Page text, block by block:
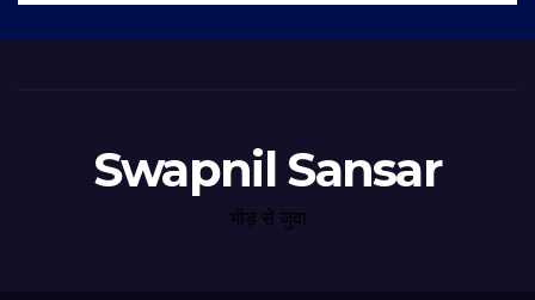
Swapnil Sansar
भीड़ से जुदा